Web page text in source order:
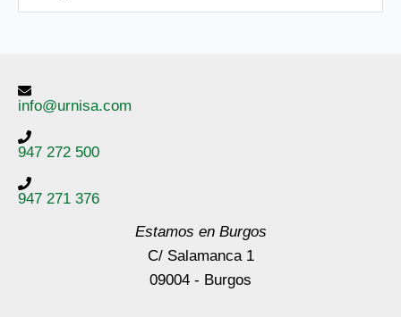
info@urnisa.com
947 272 500
947 271 376
Estamos en Burgos
C/ Salamanca 1
09004 - Burgos